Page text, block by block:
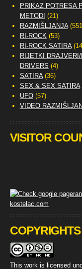
PRIKAZ POTRESA
METODI (21)
RAZMIŠLJANJA
RI-ROCK(53)
RI-ROCK SATIRA
RIJETKI DRAJVERI/
DRIVERS (4)
SATIRA(36)
SEX & SEX SATIRA
UFO(57)
VIDEO
VISITOR
COPYRIGHTS
This work is licensed